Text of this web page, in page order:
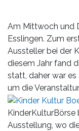
Über
uns
Fotos,
Events
Videos
Referenzen
Am Mittwoch und
Esslingen. Zum
Aussteller bei der
diesem Jahr fand
statt, daher war
um die
KinderKulturBörse
Ausstellung, wo